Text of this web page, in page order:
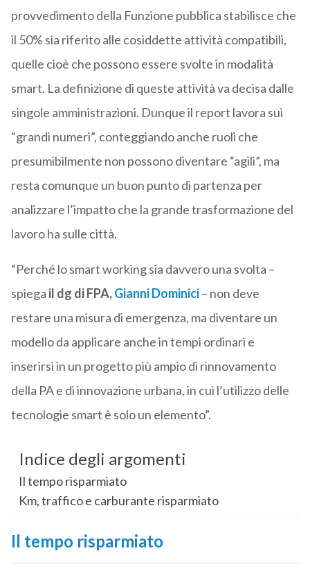
provvedimento della Funzione pubblica stabilisce che
il 50% sia riferito alle cosiddette attività compatibili,
quelle cioè che possono essere svolte in modalità
smart. La definizione di queste attività va decisa dalle
singole amministrazioni. Dunque il report lavora sui
“grandi numeri”, conteggiando anche ruoli che
presumibilmente non possono diventare “agili”, ma
resta comunque un buon punto di partenza per
analizzare l’impatto che la grande trasformazione del
lavoro ha sulle città.
“Perché lo smart working sia davvero una svolta –
spiega il dg di FPA,Gianni Dominici– non deve
restare una misura di emergenza, ma diventare un
modello da applicare anche in tempi ordinari e
inserirsi in un progetto più ampio di rinnovamento
della PA e di innovazione urbana, in cui l’utilizzo delle
tecnologie smart è solo un elemento”.
Indice degli argomenti
Il tempo risparmiato
Km, traffico e carburante risparmiato
Il tempo risparmiato